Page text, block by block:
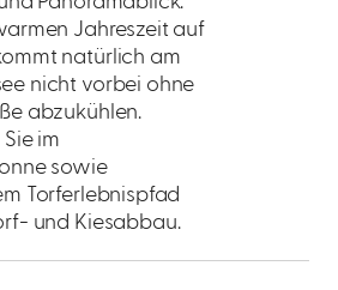
Jahreszeit auf
natürlich am
nicht vorbei ohne
abzukühlen.
im
sowie
Torferlebnispfad
und Kiesabbau.